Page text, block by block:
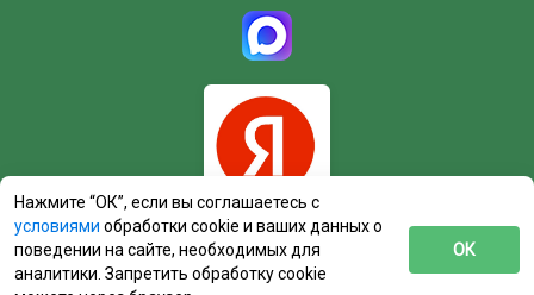
Нажмите “ОК”, если вы соглашаетесь с
условиями обработки cookie и ваших данных о
поведении на сайте, необходимых для
аналитики. Запретить обработку cookie
ОК